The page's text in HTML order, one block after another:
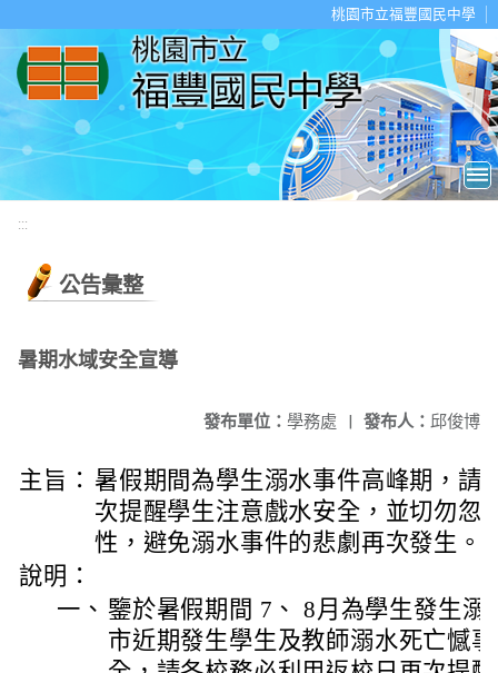
桃園市立福豐國民中學
:::
公告彙整
暑期水域安全宣導
發布人： 邱俊博
發布單位： 學務處 |
主旨： 暑假期間為學生溺水事件高峰期，請
次提醒學生注意戲水安全，並切勿忽
性，避免溺水事件的悲劇再次發生。
說明：
一、 鑒於暑假期間 7、 8月為學生發生溺
市近期發生學生及教師溺水死亡憾